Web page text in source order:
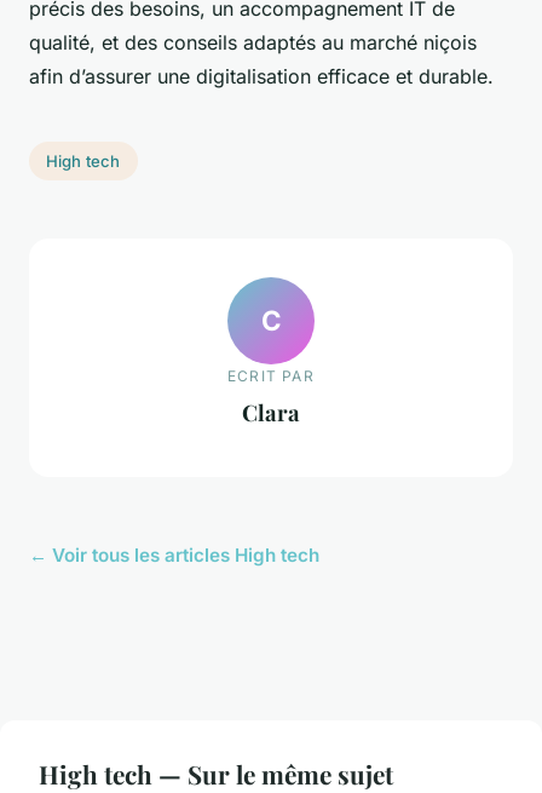
précis des besoins, un accompagnement IT de
qualité, et des conseils adaptés au marché niçois
afin d’assurer une digitalisation efficace et durable.
High tech
C
ECRIT PAR
Clara
← Voir tous les articles High tech
High tech — Sur le même sujet